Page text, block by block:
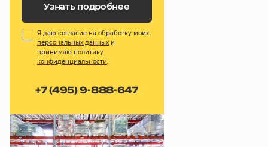
Узнать подробнее
Я даю согласие на обработку моих
персональных данных и
принимаю политику
конфиденциальности.
+7 (495) 9-888-647